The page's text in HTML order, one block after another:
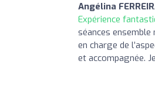
Angélina
Expérience
séances
en charge de
et accompagnée.